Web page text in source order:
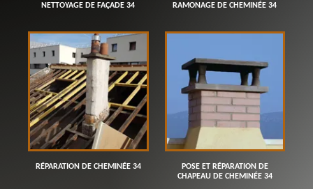
NETTOYAGE DE FAÇADE 34 RAMONAGE DE CHEMINÉE 34
RÉPARATION DE CHEMINÉE 34
POSE ET RÉPARATION DE
CHAPEAU DE CHEMINÉE 34